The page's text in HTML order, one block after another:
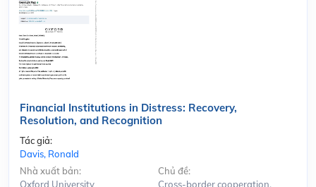
Financial Institutions in Distress: Recovery,
Resolution, and Recognition
Tác giả:
Davis, Ronald
Nhà xuất bản:
Oxford University
Chủ đề:
Cross-border cooperation,